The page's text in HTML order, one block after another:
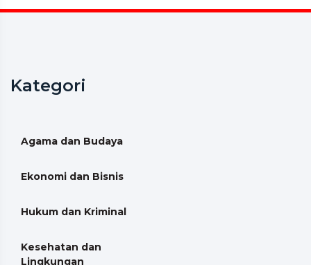
Kategori
Agama dan Budaya
Ekonomi dan Bisnis
Hukum dan Kriminal
Kesehatan dan
Lingkungan